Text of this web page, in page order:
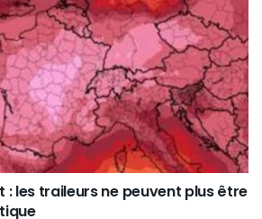
: les traileurs ne peuvent plus être